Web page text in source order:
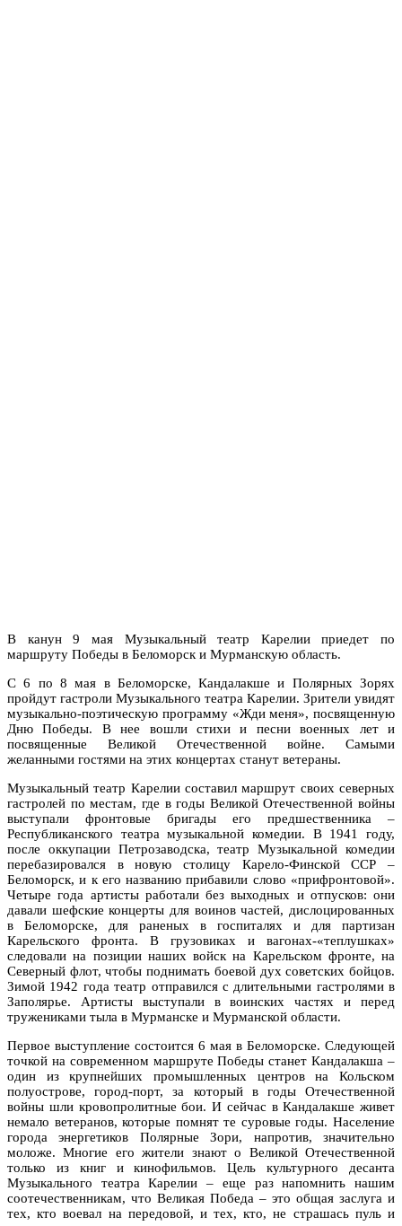
В канун 9 мая Музыкальный театр Карелии приедет по
маршруту Победы в Беломорск и Мурманскую область.
С 6 по 8 мая в Беломорске, Кандалакше и Полярных Зорях
пройдут гастроли Музыкального театра Карелии. Зрители увидят
музыкально-поэтическую программу «Жди меня», посвященную
Дню Победы. В нее вошли стихи и песни военных лет и
посвященные Великой Отечественной войне. Самыми
желанными гостями на этих концертах станут ветераны.
Музыкальный театр Карелии составил маршрут своих северных
гастролей по местам, где в годы Великой Отечественной войны
выступали фронтовые бригады его предшественника –
Республиканского театра музыкальной комедии. В 1941 году,
после оккупации Петрозаводска, театр Музыкальной комедии
перебазировался в новую столицу Карело-Финской ССР –
Беломорск, и к его названию прибавили слово «прифронтовой».
Четыре года артисты работали без выходных и отпусков: они
давали шефские концерты для воинов частей, дислоцированных
в Беломорске, для раненых в госпиталях и для партизан
Карельского фронта. В грузовиках и вагонах-«теплушках»
следовали на позиции наших войск на Карельском фронте, на
Северный флот, чтобы поднимать боевой дух советских бойцов.
Зимой 1942 года театр отправился с длительными гастролями в
Заполярье. Артисты выступали в воинских частях и перед
тружениками тыла в Мурманске и Мурманской области.
Первое выступление состоится 6 мая в Беломорске. Следующей
точкой на современном маршруте Победы станет Кандалакша –
один из крупнейших промышленных центров на Кольском
полуострове, город-порт, за который в годы Отечественной
войны шли кровопролитные бои. И сейчас в Кандалакше живет
немало ветеранов, которые помнят те суровые годы. Население
города энергетиков Полярные Зори, напротив, значительно
моложе. Многие его жители знают о Великой Отечественной
только из книг и кинофильмов. Цель культурного десанта
Музыкального театра Карелии – еще раз напомнить нашим
соотечественникам, что Великая Победа – это общая заслуга и
тех, кто воевал на передовой, и тех, кто, не страшась пуль и